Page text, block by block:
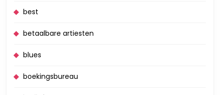
best
betaalbare artiesten
blues
boekingsbureau